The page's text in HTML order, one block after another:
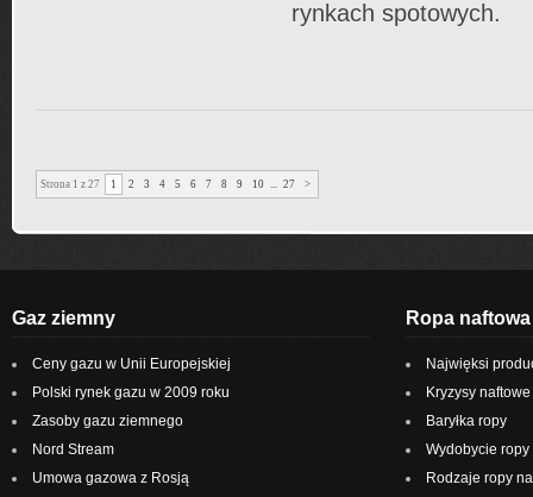
rynkach spotowych.
Strona 1 z 27 1 2 3 4 5 6 7 8 9 10 ... 27 >
Gaz ziemny
Ceny gazu w Unii Europejskiej
Polski rynek gazu w 2009 roku
Zasoby gazu ziemnego
Nord Stream
Umowa gazowa z Rosją
Ropa naftowa
Najwięksi
Kryzysy naftowe
Baryłka ropy
Wydobycie
Rodzaje ropy